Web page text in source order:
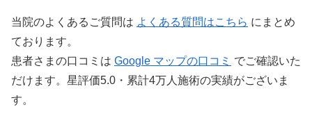
当院のよくあるご質問は よくある質問はこちら にまとめ
ております。
患者さまの口コミは Google マップの口コミ でご確認いた
だけます。星評価5.0・累計4万人施術の実績がございま
す。